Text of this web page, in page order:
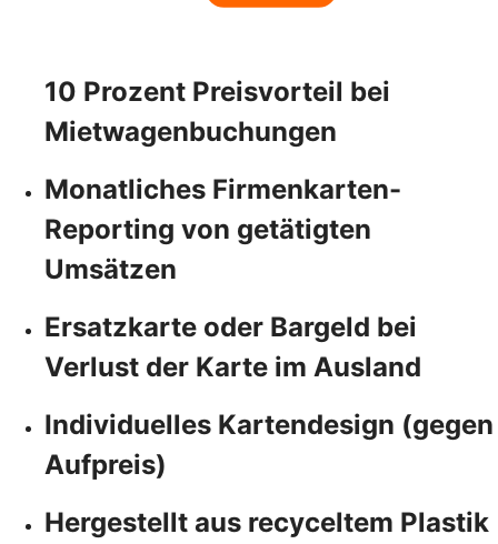
10 Prozent Preisvorteil bei
Mietwagenbuchungen
Monatliches Firmenkarten-
Reporting von getätigten
Umsätzen
Ersatzkarte oder Bargeld bei
Verlust der Karte im Ausland
Individuelles Kartendesign (gegen
Aufpreis)
Hergestellt aus recyceltem Plastik